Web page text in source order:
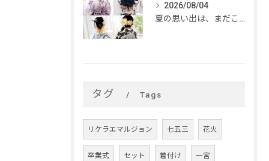
2026/08/04
夏の思い出は、まだこれから。
タグ Tags
リケラエマルジョン 七五三 花火
卒業式 セット 着付け 一宮